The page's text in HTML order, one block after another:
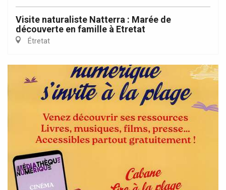
Visite naturaliste Natterra : Marée de
découverte en famille à Etretat
Étretat